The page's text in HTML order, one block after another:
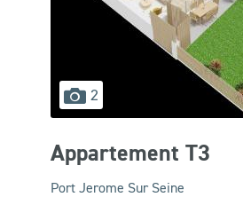
2images
disponibles
Appartement T3
Port Jerome Sur Seine